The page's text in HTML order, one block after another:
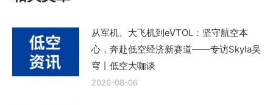
从军机、大飞机到eVTOL：坚守航空本
心，奔赴低空经济新赛道——专访Skyla吴
穹丨低空大咖谈
2026-08-06